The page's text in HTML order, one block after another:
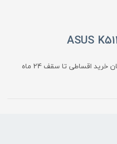
معرفی لپتاپ ASUS K512 EP امکان خرید اقساطی تا سقف 24 ماه